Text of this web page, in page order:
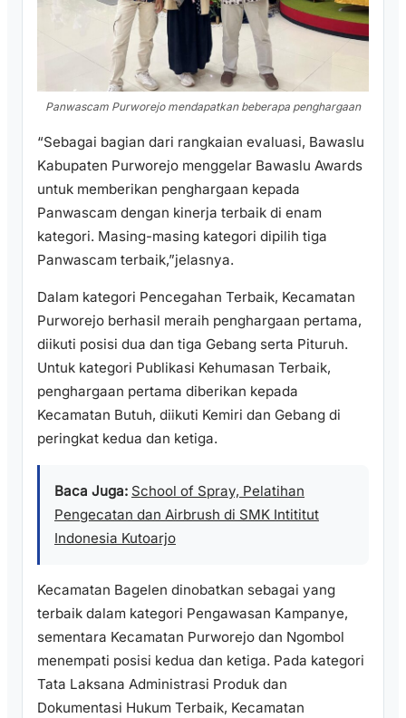
Panwascam Purworejo mendapatkan beberapa penghargaan
“Sebagai bagian dari rangkaian evaluasi, Bawaslu
Kabupaten Purworejo menggelar Bawaslu Awards
untuk memberikan penghargaan kepada
Panwascam dengan kinerja terbaik di enam
kategori. Masing-masing kategori dipilih tiga
Panwascam terbaik,”jelasnya.
Dalam kategori Pencegahan Terbaik, Kecamatan
Purworejo berhasil meraih penghargaan pertama,
diikuti posisi dua dan tiga Gebang serta Pituruh.
Untuk kategori Publikasi Kehumasan Terbaik,
penghargaan pertama diberikan kepada
Kecamatan Butuh, diikuti Kemiri dan Gebang di
peringkat kedua dan ketiga.
Baca Juga: School of Spray, Pelatihan
Pengecatan dan Airbrush di SMK Intititut
Indonesia Kutoarjo
Kecamatan Bagelen dinobatkan sebagai yang
terbaik dalam kategori Pengawasan Kampanye,
sementara Kecamatan Purworejo dan Ngombol
menempati posisi kedua dan ketiga. Pada kategori
Tata Laksana Administrasi Produk dan
Dokumentasi Hukum Terbaik, Kecamatan